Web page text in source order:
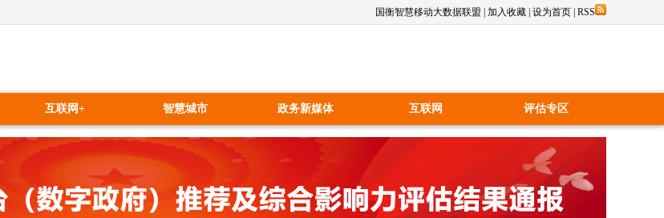
国衡智慧移动大数据联盟 加入收藏 设为首页 RSS
互联网+ 智慧城市 政务新媒体 互联网 评估专区